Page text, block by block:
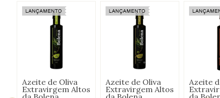
Azeite de Oliva
Extravirgem Altos
Azeite de Oliva
Extravirgem Altos
Azeite